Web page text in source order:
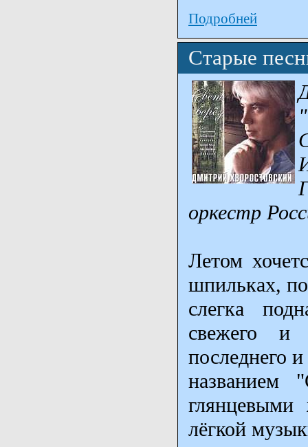
Подробней
Старые
оркестр
Летом
шпильках,
слегка
свежего и
последнего
названием
лёгкой